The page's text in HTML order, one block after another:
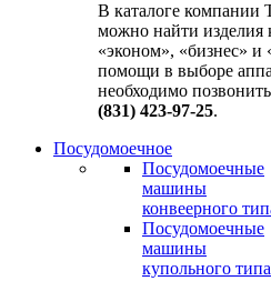
В каталоге компании
можно найти изделия
«эконом», «бизнес»
помощи в выборе
необходимо
(831) 423-97-25.
Посудомоечное
Посудомоечные
машины
конвеерного
Посудомоечные
машины
купольного типа